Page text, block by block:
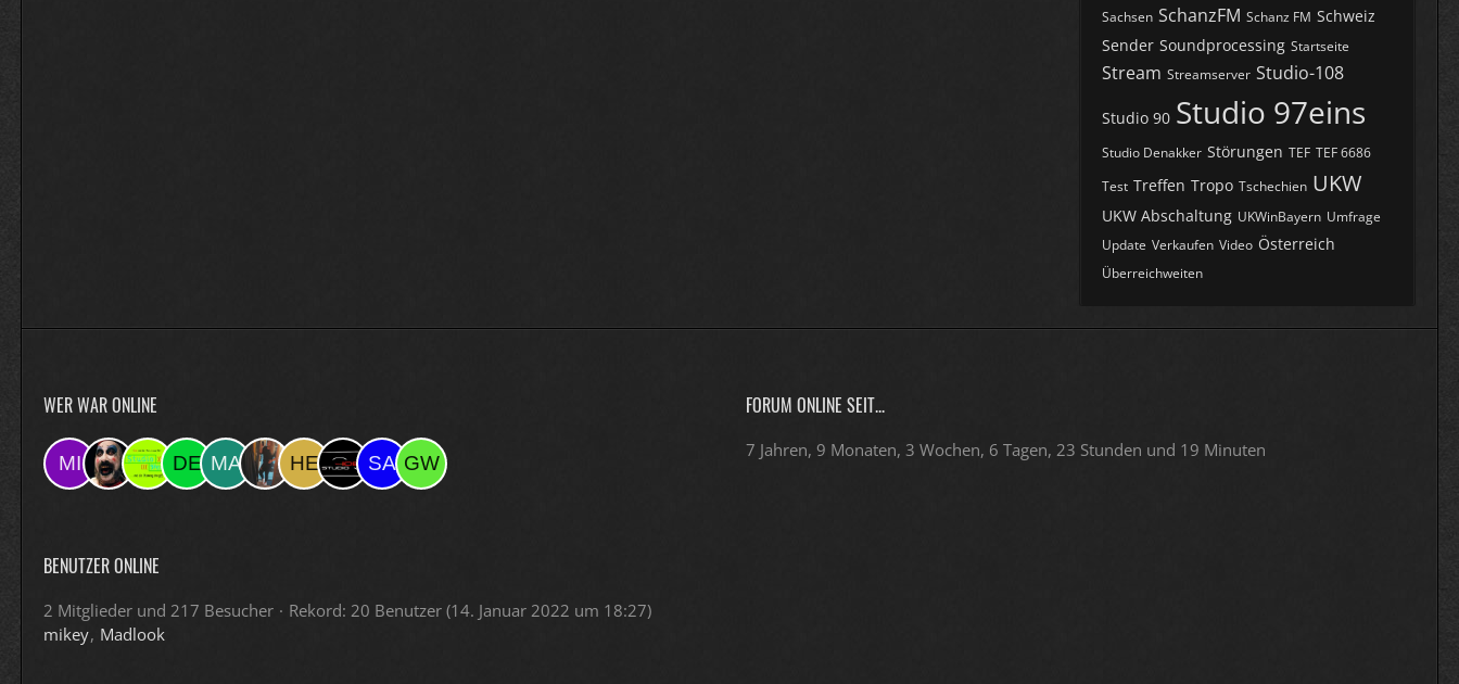
Sachsen SchanzFM Schanz FM Schweiz
Sender Soundprocessing Startseite
Stream Streamserver Studio-108
Studio 90 Studio 97eins
Studio Denakker Störungen TEF TEF 6686
Test Treffen Tropo Tschechien UKW
UKW Abschaltung UKWinBayern Umfrage
Update Verkaufen Video Österreich
Überreichweiten
WER WAR ONLINE FORUM ONLINE SEIT...
7 Jahren, 9 Monaten, 3 Wochen, 6 Tagen, 23 Stunden und 19 Minuten
BENUTZER ONLINE
2 Mitglieder und 217 Besucher Rekord: 20 Benutzer (14. Januar 2022 um 18:27)
mikey Madlook